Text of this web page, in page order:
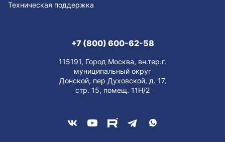
Техническая поддержка
+7 (800) 600-62-58
115191, Город Москва, вн.тер.г.
муниципальный округ
Донской, пер Духовской, д. 17,
стр. 15, помещ. 11Н/2